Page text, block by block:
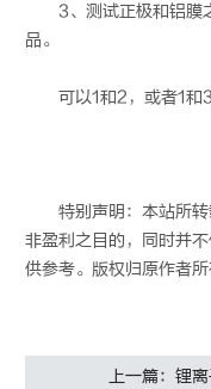
3、测试正极和铝膜
品。
可以1和2，或者1和
特别声明：本站所
非盈利之目的，同时并
供参考。版权归原作者
上一篇：锂